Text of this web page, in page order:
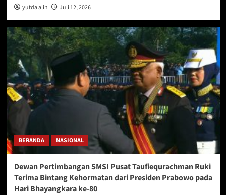
yutda alin Juli 12, 2026
BERANDA NASIONAL
Dewan Pertimbangan SMSI Pusat Taufiequrachman Ruki
Terima Bintang Kehormatan dari Presiden Prabowo pada
Hari Bhayangkara ke-80